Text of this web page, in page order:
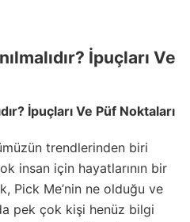
İpuçları Ve
İpuçları Ve Püf Noktaları
trendlerinden biri
insan için hayatlarının bir
Pick Me’nin ne olduğu ve
pek çok kişi henüz bilgi